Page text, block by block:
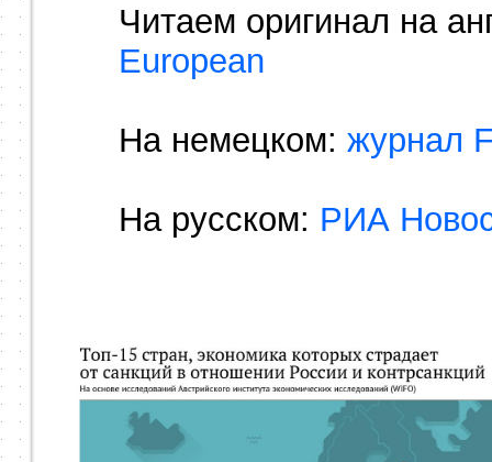
Читаем оригинал на
European
На немецком:журнал
На русском: РИА